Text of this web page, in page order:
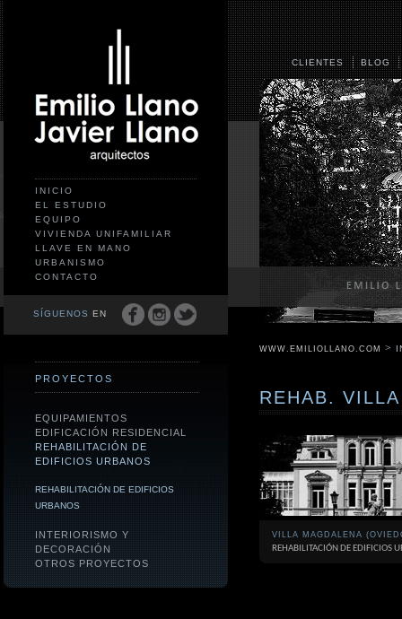
INICIO
EL ESTUDIO
EQUIPO
VIVIENDA UNIFAMILIAR
LLAVE EN MANO
URBANISMO
CONTACTO
SÍGUENOS EN
PROYECTOS
EQUIPAMIENTOS
EDIFICACIÓN RESIDENCIAL
REHABILITACIÓN DE
EDIFICIOS URBANOS
REHABILITACIÓN DE EDIFICIOS
URBANOS
INTERIORISMO Y
DECORACIÓN
OTROS PROYECTOS
CLIENTES BLOG
WWW.EMILIOLLANO.COM >
REHAB.
VILLA MAGDALENA
REHABILITACIÓN DE EDIFICIOS